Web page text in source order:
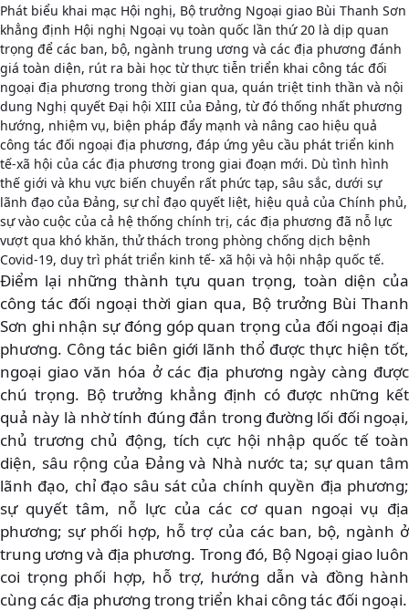
Phát biểu khai mạc Hội nghị, Bộ trưởng Ngoại giao Bùi Thanh Sơn
khẳng định Hội nghị Ngoại vụ toàn quốc lần thứ 20 là dịp quan
trọng để các ban, bộ, ngành trung ương và các địa phương đánh
giá toàn diện, rút ra bài học từ thực tiễn triển khai công tác đối
ngoại địa phương trong thời gian qua, quán triệt tinh thần và nội
dung Nghị quyết Đại hội XIII của Đảng, từ đó thống nhất phương
hướng, nhiệm vụ, biện pháp đẩy mạnh và nâng cao hiệu quả
công tác đối ngoại địa phương, đáp ứng yêu cầu phát triển kinh
tế-xã hội của các địa phương trong giai đoạn mới. Dù tình hình
thế giới và khu vực biến chuyển rất phức tạp, sâu sắc, dưới sự
lãnh đạo của Đảng, sự chỉ đạo quyết liệt, hiệu quả của Chính phủ,
sự vào cuộc của cả hệ thống chính trị, các địa phương đã nỗ lực
vượt qua khó khăn, thử thách trong phòng chống dịch bệnh
Covid-19, duy trì phát triển kinh tế- xã hội và hội nhập quốc tế.
Điểm lại những thành tựu quan trọng, toàn diện của
công tác đối ngoại thời gian qua, Bộ trưởng Bùi Thanh
Sơn ghi nhận sự đóng góp quan trọng của đối ngoại địa
phương. Công tác biên giới lãnh thổ được thực hiện tốt,
ngoại giao văn hóa ở các địa phương ngày càng được
chú trọng. Bộ trưởng khẳng định có được những kết
quả này là nhờ tính đúng đắn trong đường lối đối ngoại,
chủ trương chủ động, tích cực hội nhập quốc tế toàn
diện, sâu rộng của Đảng và Nhà nước ta; sự quan tâm
lãnh đạo, chỉ đạo sâu sát của chính quyền địa phương;
sự quyết tâm, nỗ lực của các cơ quan ngoại vụ địa
phương; sự phối hợp, hỗ trợ của các ban, bộ, ngành ở
trung ương và địa phương. Trong đó, Bộ Ngoại giao luôn
coi trọng phối hợp, hỗ trợ, hướng dẫn và đồng hành
cùng các địa phương trong triển khai công tác đối ngoại.